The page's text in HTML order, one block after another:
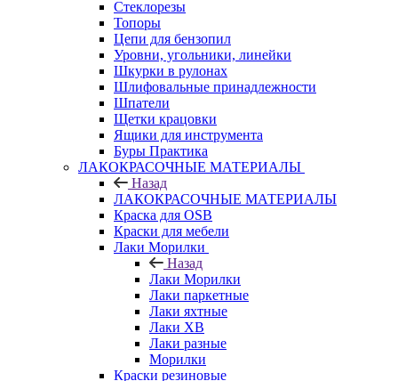
Стеклорезы
Топоры
Цепи для бензопил
Уровни, угольники, линейки
Шкурки в рулонах
Шлифовальные принадлежности
Шпатели
Щетки крацовки
Ящики для инструмента
Буры Практика
ЛАКОКРАСОЧНЫЕ МАТЕРИАЛЫ
Назад
ЛАКОКРАСОЧНЫЕ МАТЕРИАЛЫ
Краска для OSB
Краски для мебели
Лаки Морилки
Назад
Лаки Морилки
Лаки паркетные
Лаки яхтные
Лаки ХВ
Лаки разные
Морилки
Краски резиновые